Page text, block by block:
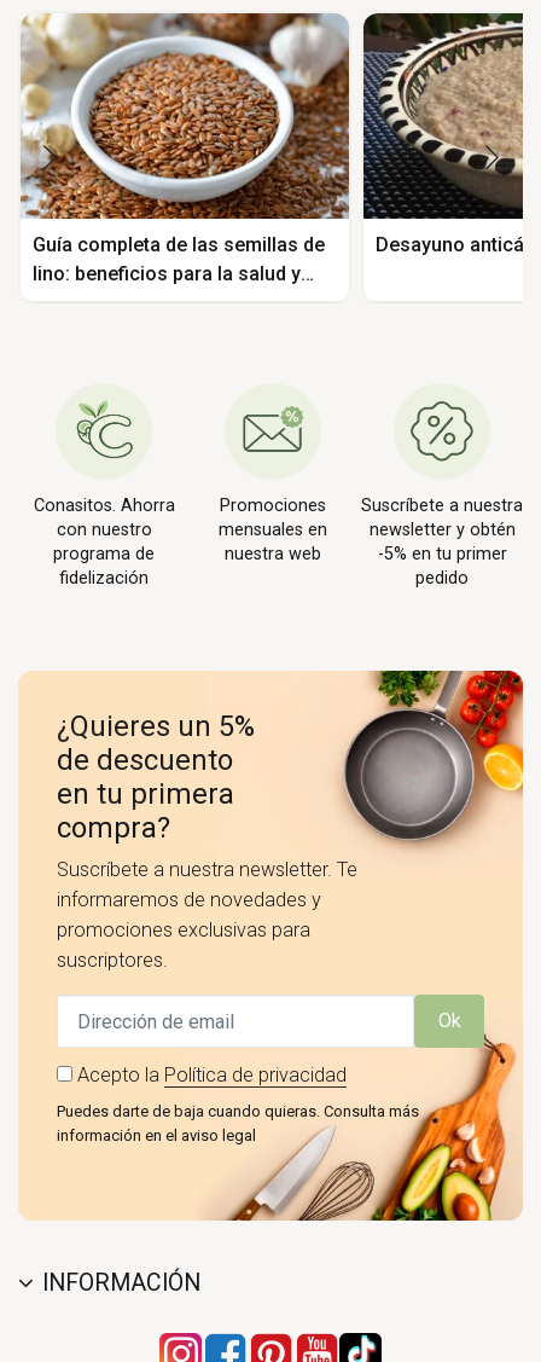
Guía completa de las semillas de
lino: beneficios para la salud y
cómo consumirlas para asimilar
Desayuno
Conasitos. Ahorra
con nuestro
programa de
fidelización
Promociones
mensuales en
nuestra web
Suscríbete a nuestra
newsletter y obtén
-5% en tu primer
pedido
¿Quieres un 5%
de descuento
en tu primera
compra?
Suscríbete a nuestra newsletter. Te
informaremos de novedades y
promociones exclusivas para
suscriptores.
Ok
Acepto la Política de privacidad
Puedes darte de baja cuando quieras. Consulta más
información en el aviso legal
INFORMACIÓN